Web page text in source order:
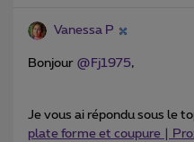
Vanessa P
Bonjour ​ @Fj1975,
Je vous ai répondu sous le
plate forme et coupure |